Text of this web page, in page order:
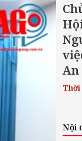
An
Nội